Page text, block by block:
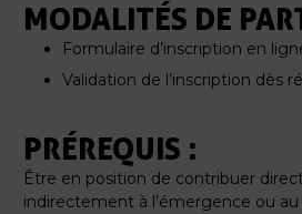
MODALITÉS DE
Formulaire d’inscription en
Validation de l’inscription dès
PRÉREQUIS :
Être en position de contribuer
indirectement à l’émergence ou